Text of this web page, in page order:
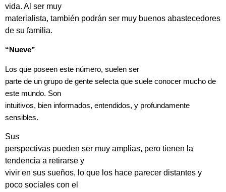
vida. Al ser muy
materialista, también podrán ser muy buenos abastecedores
de su familia.
“Nueve”
Los que poseen este número, suelen ser
parte de un grupo de gente selecta que suele conocer mucho de
este mundo. Son
intuitivos, bien informados, entendidos, y profundamente
sensibles.
Sus
perspectivas pueden ser muy amplias, pero tienen la
tendencia a retirarse y
vivir en sus sueños, lo que los hace parecer distantes y
poco sociales con el